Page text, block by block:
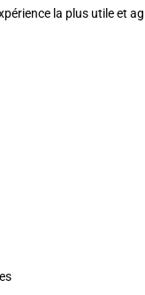
la plus utile et